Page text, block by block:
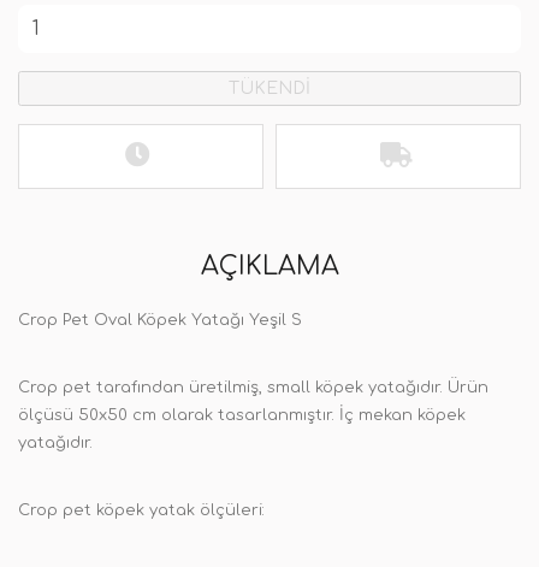
TÜKENDİ
AÇIKLAMA
Crop Pet Oval Köpek Yatağı Yeşil S
Crop pet tarafından üretilmiş, small köpek yatağıdır. Ürün
ölçüsü 50x50 cm olarak tasarlanmıştır. İç mekan köpek
yatağıdır.
Crop pet köpek yatak ölçüleri: